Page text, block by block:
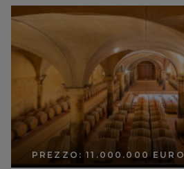
PREZZO: 11.000.000 EURO